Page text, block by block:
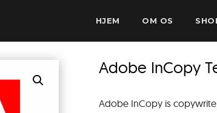
HJEM OM OS
Adobe InCopy
Adobe InCopy is